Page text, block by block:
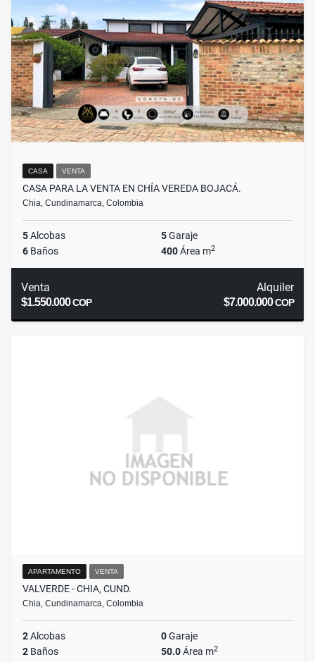
CASA VENTA
CASA PARA LA VENTA EN CHÍA VEREDA BOJACÁ.
Chia, Cundinamarca, Colombia
5Alcobas 5Garaje
6 Baños 400Área m2
Venta
$1.550.000COP
Alquiler
$7.000.000COP
APARTAMENTO VENTA
VALVERDE - CHIA, CUND.
Chia, Cundinamarca, Colombia
2Alcobas 0Garaje
2 Baños 50.0Área m2